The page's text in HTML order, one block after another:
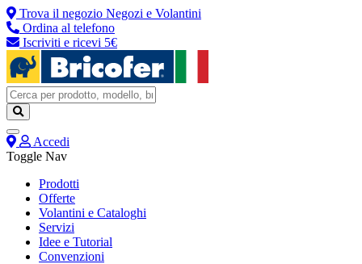
Trova il negozio Negozi e Volantini
Ordina al telefono
Iscriviti e ricevi 5€
Accedi
Toggle Nav
Prodotti
Offerte
Volantini e Cataloghi
Servizi
Idee e Tutorial
Convenzioni